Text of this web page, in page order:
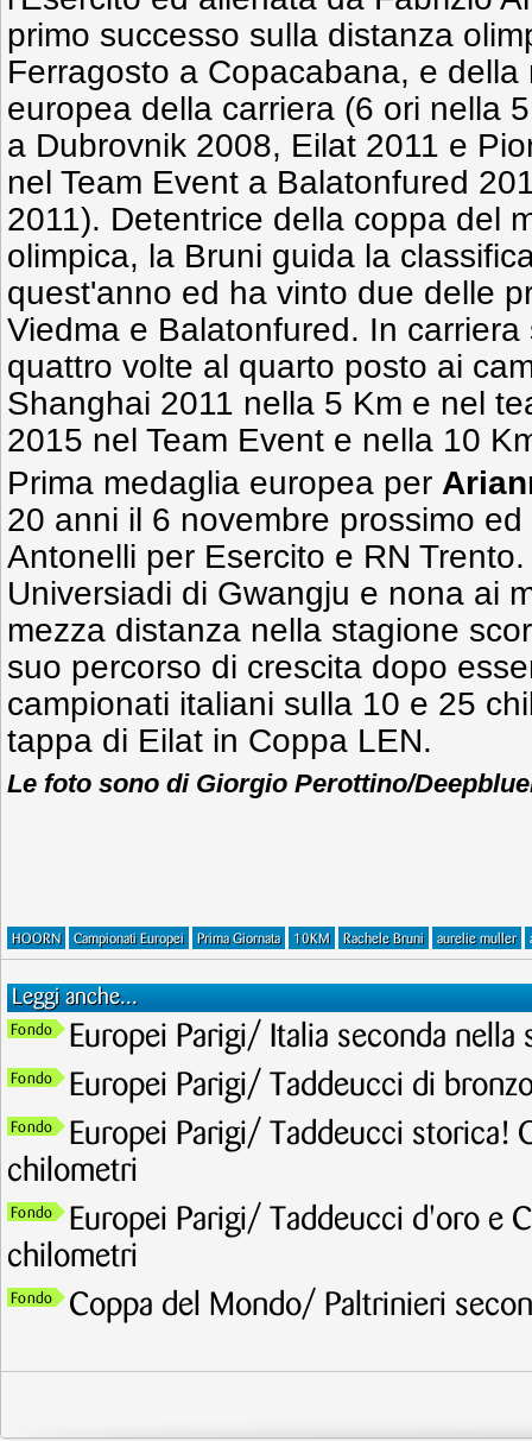
primo successo sulla distanza
Ferragosto a Copacabana, e della
europea della carriera (6 ori nella
a Dubrovnik 2008, Eilat 2011 e
nel Team Event a Balatonfured
2011). Detentrice della coppa del
olimpica, la Bruni guida la
quest'anno ed ha vinto due delle
Viedma e Balatonfured. In
quattro volte al quarto posto ai
Shanghai 2011 nella 5 Km e nel
2015 nel Team Event e nella 10
Prima medaglia europea per
20 anni il 6 novembre prossimo
Antonelli per Esercito e RN
Universiadi di Gwangju e nona ai
mezza distanza nella stagione
suo percorso di crescita dopo
campionati italiani sulla 10 e 25
tappa di Eilat in Coppa LEN.
Le foto sono di Giorgio Perottino/
HOORN Campionati Europei Prima Giornata 10KM Rachele Bruni aurelie muller
Leggi anche...
Fondo Europei Parigi/ Italia seconda
Fondo Europei Parigi/ Taddeucci di
Fondo
Europei Parigi/ Taddeucci storica!
chilometri
Fondo
Europei Parigi/ Taddeucci d'oro e
chilometri
Fondo Coppa del Mondo/ Paltrinieri